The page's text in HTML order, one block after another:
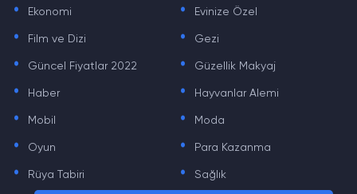
Ekonomi Evinize Özel
. Film ve Dizi . Gezi
. Güncel Fiyatlar 2022 . Güzellik Makyaj
. Haber . Hayvanlar Alemi
. Mobil . Moda
. Oyun . Para Kazanma
. Rüya Tabiri . Sağlık